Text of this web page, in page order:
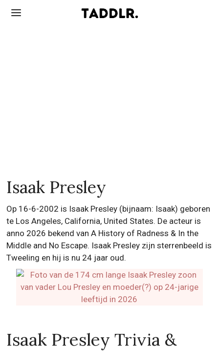
Isaak Presley
Op 16-6-2002 is Isaak Presley (bijnaam: Isaak) geboren
te Los Angeles, California, United States. De acteur is
anno 2026 bekend van A History of Radness & In the
Middle and No Escape. Isaak Presley zijn sterrenbeeld is
Tweeling en hij is nu 24 jaar oud.
Isaak Presley Trivia &